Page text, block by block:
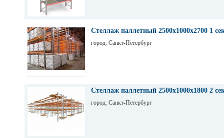
Стеллаж паллетный 2500х1000х2700 1
город: Санкт-Петербург
Стеллаж паллетный 2500х1000х1800 2
город: Санкт-Петербург